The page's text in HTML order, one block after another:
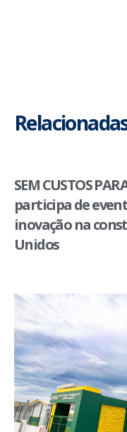
SEM CUSTOS
participa de
inovação na
Unidos